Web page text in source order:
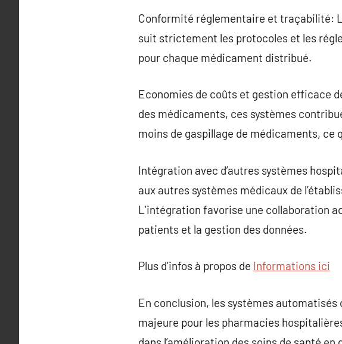
Conformité réglementaire et traçabilité:
suit strictement les protocoles et les
pour chaque médicament distribué.
Economies de coûts et gestion efficace
des médicaments, ces systèmes
moins de gaspillage de médicaments,
Intégration avec d’autres systèmes
aux autres systèmes médicaux de
L’intégration favorise une collaboration
patients et la gestion des données.
Plus d’infos à propos de Informations ici
En conclusion, les systèmes
majeure pour les pharmacies